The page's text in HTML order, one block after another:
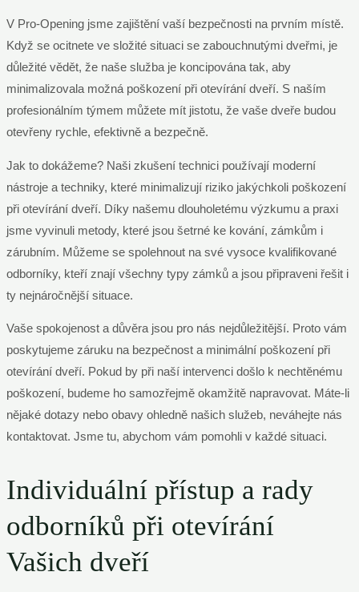
V Pro-Opening jsme zajištění vaší bezpečnosti na prvním místě.
Když se ocitnete ve složité situaci se zabouchnutými dveřmi, je
důležité vědět, že naše služba je koncipována tak, aby
minimalizovala možná poškození při otevírání dveří. S naším
profesionálním týmem můžete mít jistotu, že vaše dveře budou
otevřeny rychle, efektivně a bezpečně.
Jak to dokážeme? Naši zkušení technici používají moderní
nástroje a techniky, které minimalizují riziko jakýchkoli poškození
při otevírání dveří. Díky našemu dlouholetému výzkumu a praxi
jsme vyvinuli metody, které jsou šetrné ke kování, zámkům i
zárubním. Můžeme se spolehnout na své vysoce kvalifikované
odborníky, kteří znají všechny typy zámků a jsou připraveni řešit i
ty nejnáročnější situace.
Vaše spokojenost a důvěra jsou pro nás nejdůležitější. Proto vám
poskytujeme záruku na bezpečnost a minimální poškození při
otevírání dveří. Pokud by při naší intervenci došlo k nechtěnému
poškození, budeme ho samozřejmě okamžitě napravovat. Máte-li
nějaké dotazy nebo obavy ohledně našich služeb, neváhejte nás
kontaktovat. Jsme tu, abychom vám pomohli v každé situaci.
Individuální přístup a rady
odborníků při otevírání
Vašich dveří